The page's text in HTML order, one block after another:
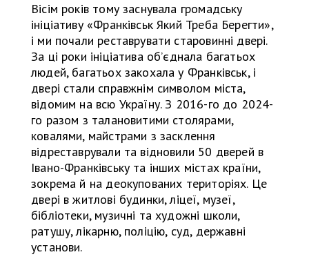
Вісім років тому заснувала громадську
ініціативу «Франківськ Який Треба Берегти»,
і ми почали реставрувати старовинні двері.
За ці роки ініціатива об’єднала багатьох
людей, багатьох закохала у Франківськ, і
двері стали справжнім символом міста,
відомим на всю Україну. З 2016-го до 2024-
го разом з талановитими столярами,
ковалями, майстрами з засклення
відреставрували та відновили 50 дверей в
Івано-Франківську та інших містах країни,
зокрема й на деокупованих територіях. Це
двері в житлові будинки, ліцеї, музеї,
бібліотеки, музичні та художні школи,
ратушу, лікарню, поліцію, суд, державні
установи.